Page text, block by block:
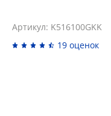
Артикул: K516100GKK
19 оценок